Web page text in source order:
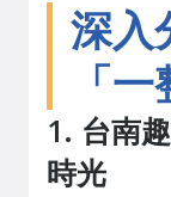
深入
「
1. 台南
時光